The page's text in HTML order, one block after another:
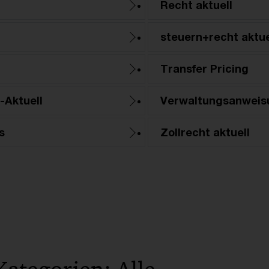
Recht aktuell
steuern+recht
Transfer Pricing
Aktuell
Zollrecht aktuell